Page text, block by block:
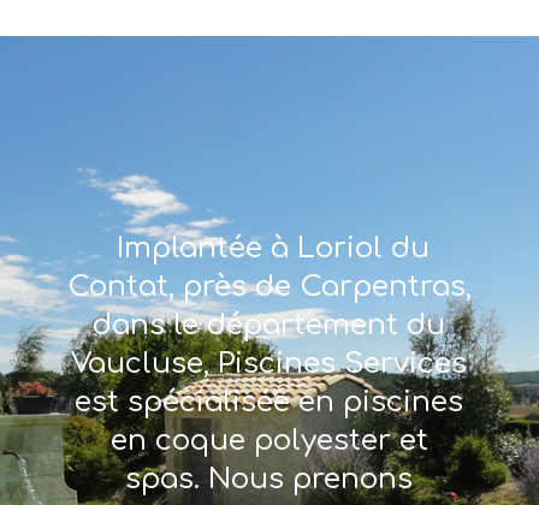
Implantée à Loriol du
Contat, près de Carpentras,
dans le département du
Vaucluse, Piscines Services
est spécialisée en piscines
en coque polyester et
spas. Nous prenons